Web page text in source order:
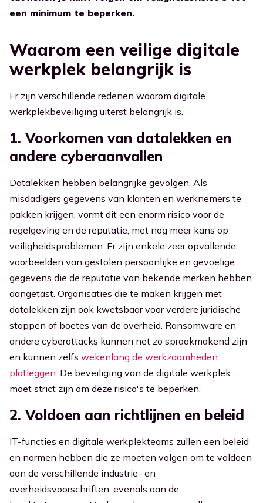
een minimum te beperken.
Waarom een veilige digitale
werkplek belangrijk is
Er zijn verschillende redenen waarom digitale
werkplekbeveiliging uiterst belangrijk is.
1. Voorkomen van datalekken en
andere cyberaanvallen
Datalekken hebben belangrijke gevolgen. Als
misdadigers gegevens van klanten en werknemers te
pakken krijgen, vormt dit een enorm risico voor de
regelgeving en de reputatie, met nog meer kans op
veiligheidsproblemen. Er zijn enkele zeer opvallende
voorbeelden van gestolen persoonlijke en gevoelige
gegevens die de reputatie van bekende merken hebben
aangetast. Organisaties die te maken krijgen met
datalekken zijn ook kwetsbaar voor verdere juridische
stappen of boetes van de overheid. Ransomware en
andere cyberattacks kunnen net zo spraakmakend zijn
en kunnen zelfs wekenlang de werkzaamheden
platleggen. De beveiliging van de digitale werkplek
moet strict zijn om deze risico's te beperken.
2. Voldoen aan richtlijnen en beleid
IT-functies en digitale werkplekteams zullen een beleid
en normen hebben die ze moeten volgen om te voldoen
aan de verschillende industrie- en
overheidsvoorschriften, evenals aan de